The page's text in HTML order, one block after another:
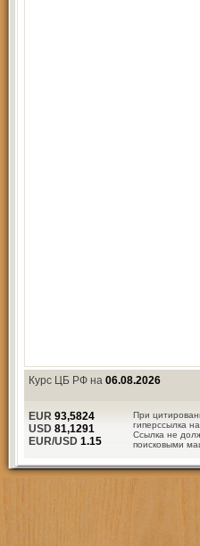
Курс ЦБ РФ на 06.08.2026
При
гиперссылка
Ссылка не
поисковыми
EUR 93,5824
USD 81,1291
EUR/USD 1.15